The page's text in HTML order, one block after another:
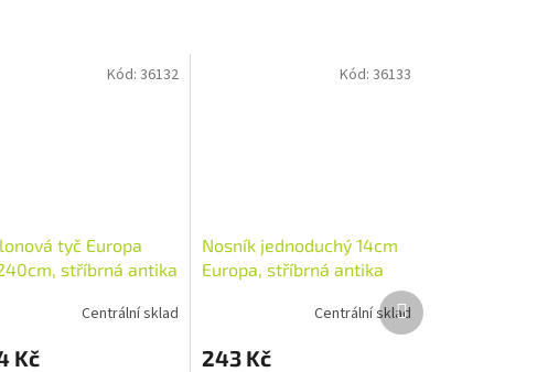
tyč Europa
stříbrná antika
Centrální sklad
Kč
Kód:36132
Nosník jednoduchý 14cm
Europa, stříbrná antika
Centrální sklad
243 Kč
Kód: 36133
Další
produkt